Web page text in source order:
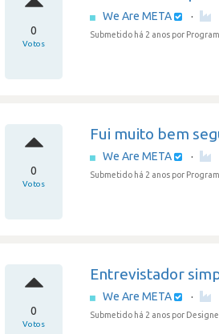
0
Votos
We Are META ·
Submetido há 2 anos por
0
Votos
Fui muito bem
We Are META ·
Submetido há 2 anos por
0
Votos
Entrevistador
We Are META ·
Submetido há 2 anos por